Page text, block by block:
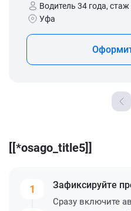
Водитель 34 года, стаж
Уфа
[[*osago_title5]]
1 Зафиксируйте
Сразу включите